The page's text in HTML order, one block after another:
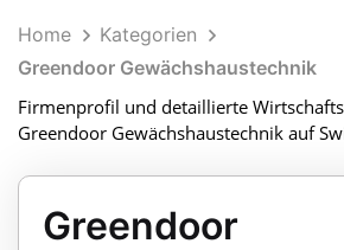
Home
Kategorien
Greendoor Gewächshaustechnik
Firmenprofil und detaillierte
Greendoor Gewächshaustechnik auf
Greendoor